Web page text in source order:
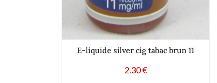
E-liquide silver cig tabac brun 11
2.30€